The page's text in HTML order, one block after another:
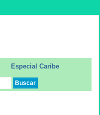
Especial Caribe